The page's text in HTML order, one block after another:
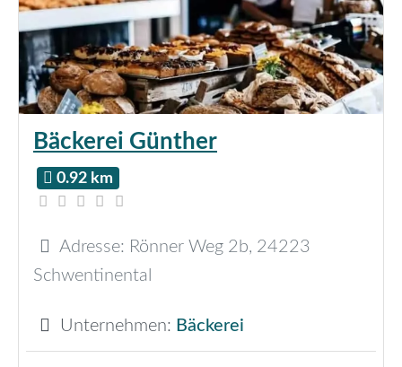
Bäckerei Günther
0.92 km
Adresse: Rönner Weg 2b, 24223
Schwentinental
Unternehmen: Bäckerei